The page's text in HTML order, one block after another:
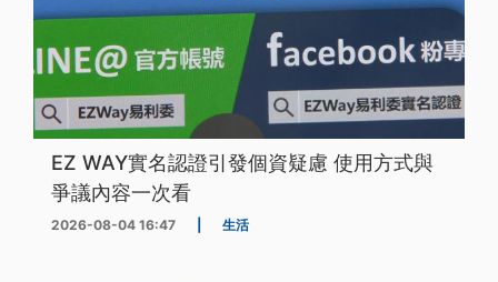
EZ WAY實名認證引發個資疑慮 使用方式與
爭議內容一次看
2026-08-04 16:47 生活